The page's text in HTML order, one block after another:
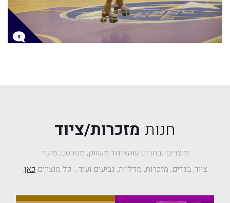
0
חנות מזכרות/ציוד
מוצרים נבחרים שהאיגוד משווק, מפרסם, מוכר
ציוד, בגדים, מזכרות, מדליות, גביעים ועוד… כל מוצרים כאן.